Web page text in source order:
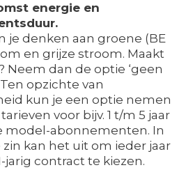
energie en
je denken aan groene (BE
en grijze stroom. Maakt
Neem dan de optie ‘geen
opzichte van
kun je een optie nemen
voor bijv. 1 t/m 5 jaar
model-abonnementen. In
kan het uit om ieder jaar
jarig contract te kiezen.